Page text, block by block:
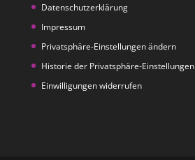
Datenschutzerklärung
Impressum
Privatsphäre-Einstellungen ändern
Historie der Privatsphäre-Einstellungen
Einwilligungen widerrufen